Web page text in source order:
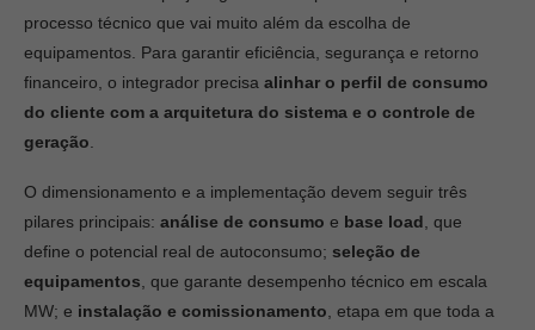
processo técnico que vai muito além da escolha de
equipamentos. Para garantir eficiência, segurança e retorno
financeiro, o integrador precisa alinhar o perfil de consumo
do cliente com a arquitetura do sistema e o controle de
geração
O dimensionamento e a implementação devem seguir três
pilares principais: análise de consumo e base load , que
define o potencial real de autoconsumo; seleção de
equipamentos , que garante desempenho técnico em escala
MW; e instalação e comissionamento , etapa em que toda a